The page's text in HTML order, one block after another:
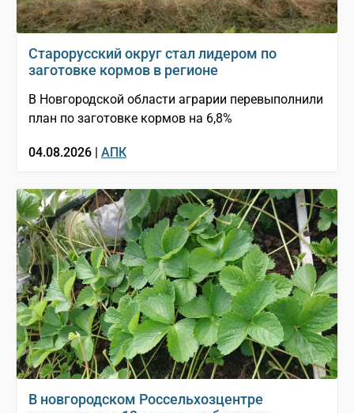
Старорусский округ стал лидером по
заготовке кормов в регионе
В Новгородской области аграрии перевыполнили
план по заготовке кормов на 6,8%
04.08.2026 | АПК
В новгородском Россельхозцентре